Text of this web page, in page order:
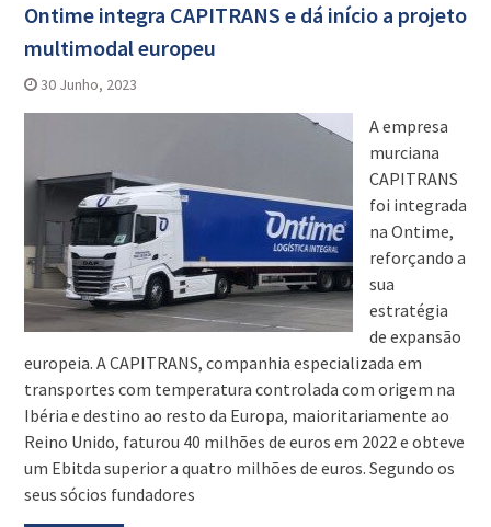
Ontime integra CAPITRANS e dá início a projeto
multimodal europeu
30 Junho, 2023
A empresa
murciana
CAPITRANS
foi integrada
na Ontime,
reforçando a
sua
estratégia
de expansão
europeia. A CAPITRANS, companhia especializada em
transportes com temperatura controlada com origem na
Ibéria e destino ao resto da Europa, maioritariamente ao
Reino Unido, faturou 40 milhões de euros em 2022 e obteve
um Ebitda superior a quatro milhões de euros. Segundo os
seus sócios fundadores